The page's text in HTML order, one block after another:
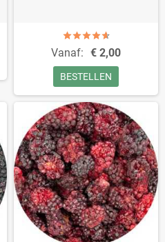
Vanaf: € 2,00
BESTELLEN